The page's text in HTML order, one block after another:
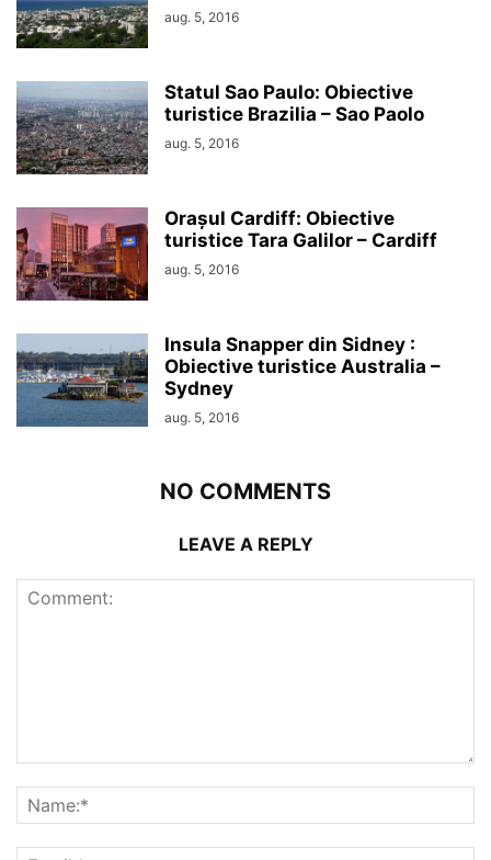
aug. 5, 2016
Statul Sao Paulo: Obiective
turistice Brazilia – Sao Paolo
aug. 5, 2016
Orașul Cardiff: Obiective
turistice Tara Galilor – Cardiff
aug. 5, 2016
Insula Snapper din Sidney :
Obiective turistice Australia –
Sydney
aug. 5, 2016
NO COMMENTS
LEAVE A REPLY